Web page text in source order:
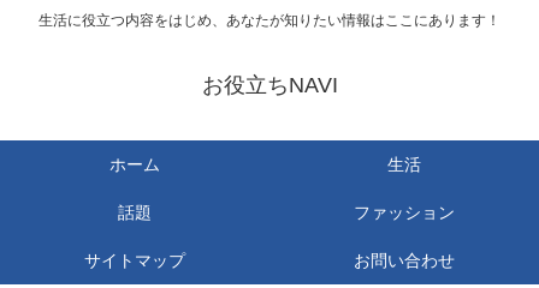
生活に役立つ内容をはじめ、あなたが知りたい情報はここにあります！
お役立ちNAVI
ホーム 生活
話題 ファッション
サイトマップ お問い合わせ